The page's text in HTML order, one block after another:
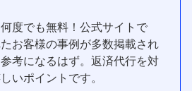
度でも無料！公式サイトで
お客様の事例が多数掲載され
考になるはず。返済代行を対
いポイントです。